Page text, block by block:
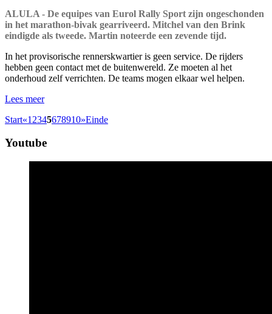
ALULA - De equipes van Eurol Rally Sport zijn ongeschonden
in het marathon-bivak gearriveerd. Mitchel van den Brink
eindigde als tweede. Martin noteerde een zevende tijd.
In het provisorische rennerskwartier is geen service. De rijders
hebben geen contact met de buitenwereld. Ze moeten al het
onderhoud zelf verrichten. De teams mogen elkaar wel helpen.
Lees meer
Start«1 2345678910»Einde
Youtube